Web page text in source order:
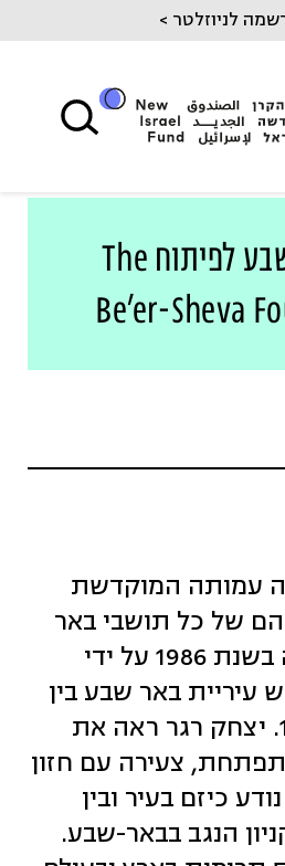
לניוזלטר >
קרן באר שבע לפיתוח The
Be’er-Sheva
עמותה המוקדשת
של כל תושבי באר
שבע. הקרן נוסדה בשנת 1986 על ידי
עיריית באר שבע בין
השנים 1997-1989. יצחק רגר ראה את
צעירה עם חזון
כיזם בעיר ובין
הנגב בבאר-שבע.